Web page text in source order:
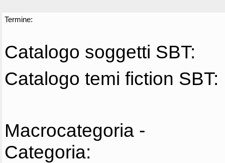
Termine:
Catalogo soggetti SBT:
Catalogo temi fiction SBT:
Macrocategoria -
Categoria: